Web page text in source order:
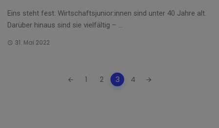
Eins steht fest: Wirtschaftsjunior:innen sind unter 40 Jahre alt.
Darüber hinaus sind sie vielfältig – ...
31. Mai 2022
1 2 3 4